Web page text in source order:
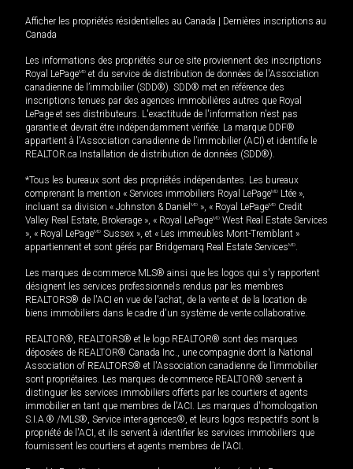
Afficher les propriétés résidentielles au Canada
Dernières inscriptions au
Canada
Les informations des propriétés sur ce site proviennent des inscriptions
Royal LePageMD et du service de distribution de données de l'Association
canadienne de l’immobilier (SDD®). SDD® met en référence des
inscriptions tenues par des agences immobilières autres que Royal
LePage et ses distributeurs. L'exactitude de l'information n'est pas
garantie et devrait être indépendamment vérifiée. La marque DDF®
appartient à l'Association canadienne de l’immobilier (ACI) et identifie le
REALTOR.ca Installation de distribution de données (SDD®).
*Tous les bureaux sont des propriétés indépendantes. Les bureaux
comprenant la mention « Services immobiliers Royal LePageMD Ltée »,
incluant sa division « Johnston & Daniel MD », « Royal LePageMD Credit
Valley Real Estate, Brokerage », « Royal LePageMD West Real Estate Services
», « Royal LePageMD Sussex », et « Les immeubles Mont-Tremblant »
appartiennent et sont gérés par Bridgemarq Real Estate ServicesMD.
Les marques de commerce MLS® ainsi que les logos qui s'y rapportent
désignent les services professionnels rendus par les membres
REALTORS® de l'ACI en vue de l'achat, de la vente et de la location de
biens immobiliers dans le cadre d'un système de vente collaborative.
REALTOR®, REALTORS® et le logo REALTOR® sont des marques
déposées de REALTOR® Canada Inc., une compagnie dont la National
Association of REALTORS® et l'Association canadienne de l’immobilier
sont propriétaires. Les marques de commerce REALTOR® servent à
distinguer les services immobiliers offerts par les courtiers et agents
immobilier en tant que membres de l'ACI. Les marques d'homologation
S.I.A.® /MLS®, Service inter-agences®, et leurs logos respectifs sont la
propriété de l'ACI, et ils servent à identifier les services immobiliers que
fournissent les courtiers et agents membres de l'ACI.